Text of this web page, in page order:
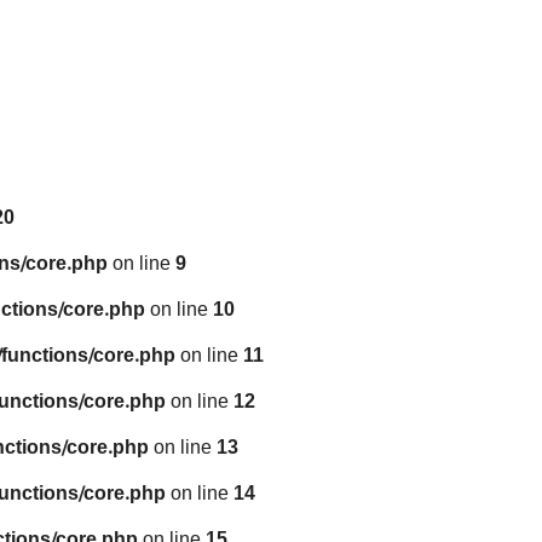
core.php on line 9
core.php on line 10
core.php on line 11
core.php on line 12
core.php on line 13
core.php on line 14